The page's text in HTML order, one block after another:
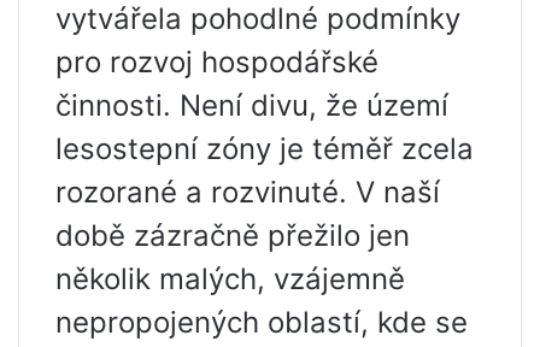
vytvářela pohodlné podmínky
pro rozvoj hospodářské
činnosti. Není divu, že území
lesostepní zóny je téměř zcela
rozorané a rozvinuté. V naší
době zázračně přežilo jen
několik malých, vzájemně
nepropojených oblastí, kde se